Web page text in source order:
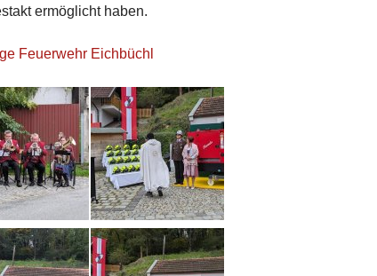
ermöglicht haben.
Feuerwehr Eichbüchl